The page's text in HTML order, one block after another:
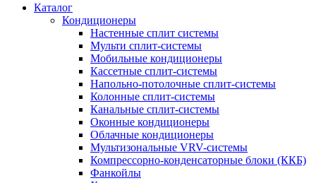
Каталог
Кондиционеры
Настенные сплит системы
Мульти сплит-системы
Мобильные кондиционеры
Кассетные сплит-системы
Напольно-потолочные сплит-системы
Колонные сплит-системы
Канальные сплит-системы
Оконные кондиционеры
Облачные кондиционеры
Мультизональные VRV-системы
Компрессорно-конденсаторные блоки (ККБ)
Фанкойлы